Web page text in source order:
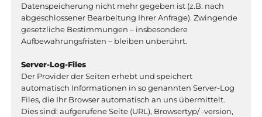
Datenspeicherung nicht mehr gegeben ist (z.B. nach
abgeschlossener Bearbeitung Ihrer Anfrage). Zwingende
gesetzliche Bestimmungen – insbesondere
Aufbewahrungsfristen – bleiben unberührt.
Server-Log-Files
Der Provider der Seiten erhebt und speichert
automatisch Informationen in so genannten Server-Log
Files, die Ihr Browser automatisch an uns übermittelt.
Dies sind: aufgerufene Seite (URL), Browsertyp/ -version,